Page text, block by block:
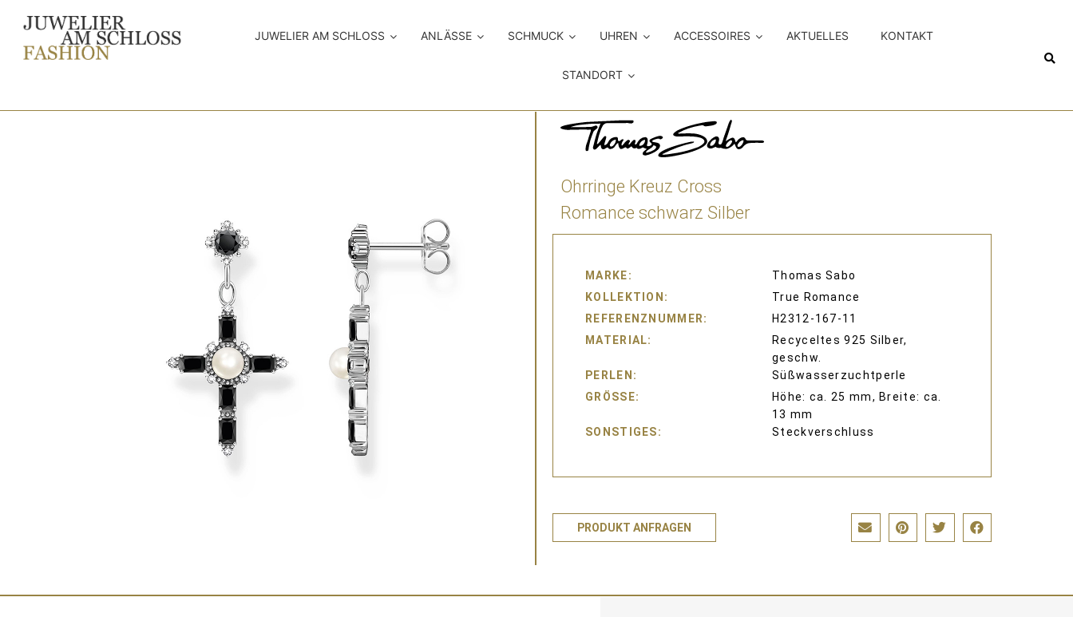
JUWELIER AM SCHLOSS ANLÄSSE SCHMUCK UHREN ACCESSOIRES AKTUELLES KONTAKT
STANDORT
Ohrringe Kreuz Cross
Romance schwarz Silber
MARKE
Thomas Sabo
KOLLEKTION
True Romance
REFERENZNUMMER
H2312-167-11
MATERIAL
Recyceltes 925 Silber,
geschw.
PERLEN
Süßwasserzuchtperle
GRÖSSE
Höhe: ca. 25 mm, Breite: ca.
13 mm
SONSTIGES
Steckverschluss
PRODUKT ANFRAGEN